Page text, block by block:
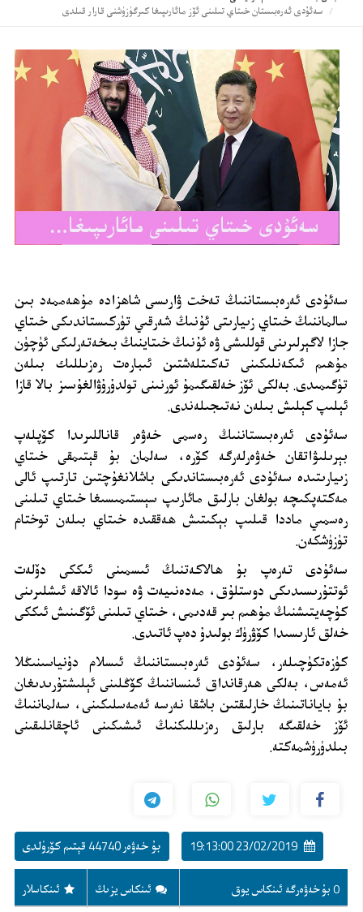
سەئۇدى ئەرەبىستان خىتاي تىلىنى ئۆز مائارىپىغا كىرگۈزۈشنى قارار قىلدى
سەئۇدى ئەرەبىستاننىڭ تەخت ۋارىسى شاھزادە مۇھەممەد بىن
سالماننىڭ خىتاي زىيارىتى ئۇنىڭ شەرقىي تۈركىستاندىكى خىتاي
جازا لاگېرلىرىنى قوللىشى ۋە ئۇنىڭ خىتاينىڭ بىخەتەرلىكى ئۈچۈن
مۇھىم ئىكەنلىكىنى تەكىتلەشتىن ئىبارەت رەزىللىك بىلەن
تۈگىمىدى. بەلكى ئۆز خەلقىگىمۇ ئورنىنى تولدۇرۇۋالغۇسىز بالا قازا
ئېلىپ كېلىش بىلەن نەتىجىلەندى.
سەئۇدى ئەرەبىستاننىڭ رەسمى خەۋەر قاناللىرىدا كۆپلەپ
بېرىلىۋاتقان خەۋەرلەرگە كۆرە، سەلمان بۇ قېتىمقى خىتاي
زىيارىتىدە سەئۇدى ئەرەبىستاندىكى باشلانغۇچتىن تارتىپ ئالى
مەكتەپكىچە بولغان بارلىق مائارىپ سېستىمىسىغا خىتاي تىلىنى
رەسمىي ماددا قىلىپ بېكىتىش ھەققىدە خىتاي بىلەن توختام
تۈزۈشكەن.
سەئۇدى تەرەپ بۇ ھالاكەتنىڭ ئىسمىنى ئىككى دۆلەت
ئوتتۇرىسىدىكى دوستلۇق، مەدەنىيەت ۋە سودا ئالاقە ئىشلىرىنى
كۈچەيتىشنىڭ مۇھىم بىر قەدىمى، خىتاي تىلىنى ئۆگىنىش ئىككى
خەلق ئارىسىدا كۆۋرۈك بولىدۇ دەپ ئاتىدى.
كۈزەتكۈچىلەر، سەئۇدى ئەرەبىستاننىڭ ئىسلام دۇنياسىنىڭلا
ئەمەس، بەلكى ھەرقانداق ئىنساننىڭ كۆڭلىنى ئېلىشتۇرىدىغان
بۇ باياناتىنىڭ خارلىقتىن باشقا نەرسە ئەمەسلىكىنى، سەلماننىڭ
ئۆز خەلقىگە بارلىق رەزىللىكنىڭ ئىشىكىنى ئاچقانلىقىنى
بىلدۈرۈشمەكتە.
بۇ خەۋەر 44740 قېتىم كۆرۈلدى 23/02/2019 19:13:00
ئىنكاسلار ئىنكاس يزىڭ 0 بۇ خەۋەرگە ئىنكاس يوق